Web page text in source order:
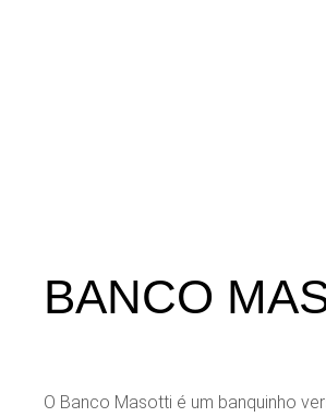
BANCO
O Banco Masotti é um banquinho